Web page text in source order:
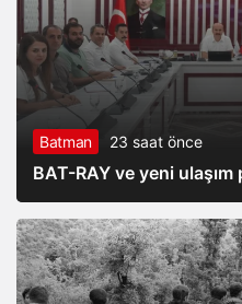
Batman 23 saat önce
BAT-RAY ve yeni ulaşım